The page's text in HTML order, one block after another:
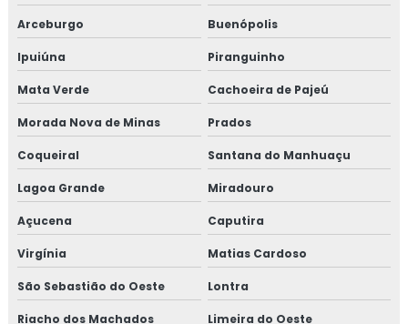
Arceburgo Buenópolis
Ipuiúna Piranguinho
Mata Verde Cachoeira de Pajeú
Morada Nova de Minas Prados
Coqueiral Santana do Manhuaçu
Lagoa Grande Miradouro
Açucena Caputira
Virgínia Matias Cardoso
São Sebastião do Oeste Lontra
Riacho dos Machados Limeira do Oeste